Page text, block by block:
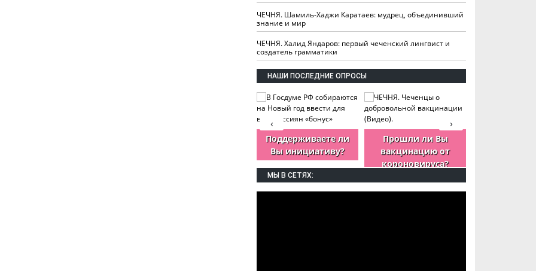
ЧЕЧНЯ. Шамиль-Хаджи Каратаев: мудрец, объединивший
знание и мир
ЧЕЧНЯ. Халид Яндаров: первый чеченский лингвист и
создатель грамматики
НАШИ ПОСЛЕДНИЕ ОПРОСЫ
Поддерживаете ли
Вы инициативу?
Прошли ли Вы
вакцинацию от
короновируса?
›
‹
МЫ В СЕТЯХ: